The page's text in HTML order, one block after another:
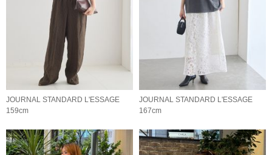
JOURNAL STANDARD L'ESSAGE
159cm
JOURNAL STANDARD L'ESSAGE
167cm